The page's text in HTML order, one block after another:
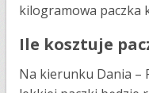
kilogramowa paczka
Ile kosztuje
Na kierunku Dania –